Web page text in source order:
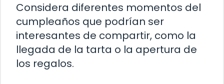
Considera diferentes momentos del
cumpleaños que podrían ser
interesantes de compartir, como la
llegada de la tarta o la apertura de
los regalos.